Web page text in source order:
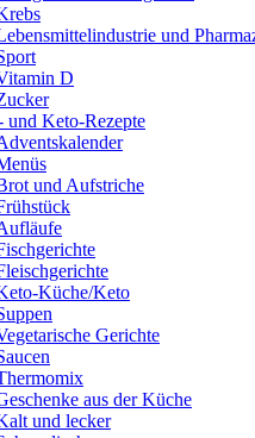
und
D
Keto-Rezepte
und Aufstriche
Küche/Keto
Gerichte
aus der Küche
und lecker